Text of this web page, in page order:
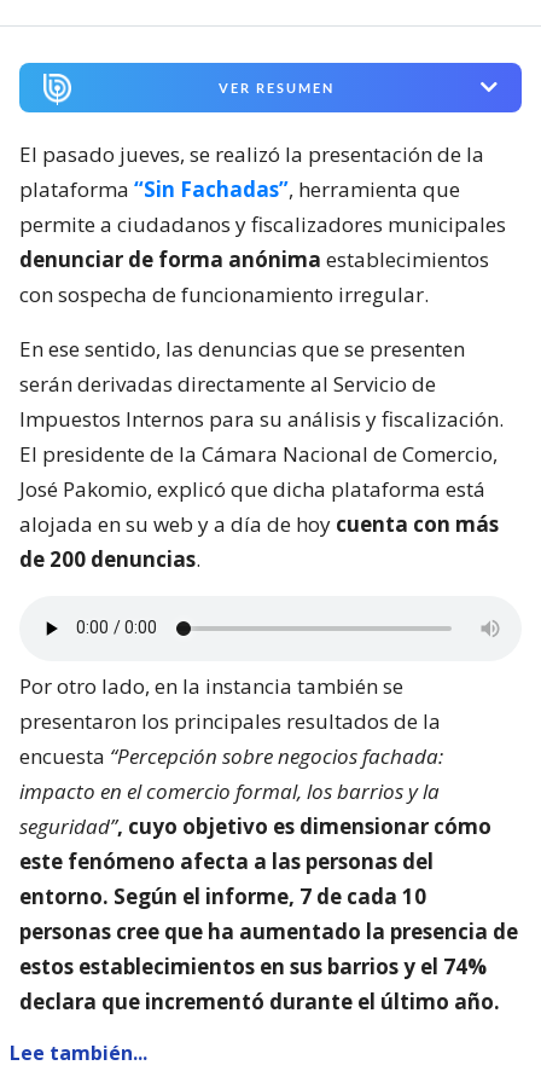
VER RESUMEN
El pasado jueves, se realizó la presentación de la
plataforma “Sin Fachadas”, herramienta que
permite a ciudadanos y fiscalizadores municipales
denunciar de forma anónima establecimientos
con sospecha de funcionamiento irregular.
En ese sentido, las denuncias que se presenten
serán derivadas directamente al Servicio de
Impuestos Internos para su análisis y fiscalización.
El presidente de la Cámara Nacional de Comercio,
José Pakomio, explicó que dicha plataforma está
alojada en su web y a día de hoy cuenta con más
de 200 denuncias.
Por otro lado, en la instancia también se
presentaron los principales resultados de la
encuesta “Percepción sobre negocios fachada:
impacto en el comercio formal, los barrios y la
seguridad”, cuyo objetivo es dimensionar cómo
este fenómeno afecta a las personas del
entorno. Según el informe, 7 de cada 10
personas cree que ha aumentado la presencia de
estos establecimientos en sus barrios y el 74%
declara que incrementó durante el último año.
Lee también...